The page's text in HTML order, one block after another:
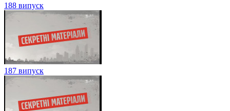
188 випуск
187 випуск